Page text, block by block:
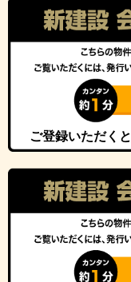
ご登録いただくと